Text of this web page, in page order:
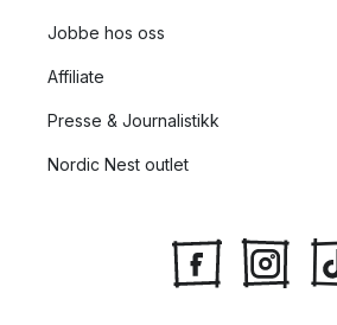
Jobbe hos oss
Affiliate
Presse & Journalistikk
Nordic Nest outlet